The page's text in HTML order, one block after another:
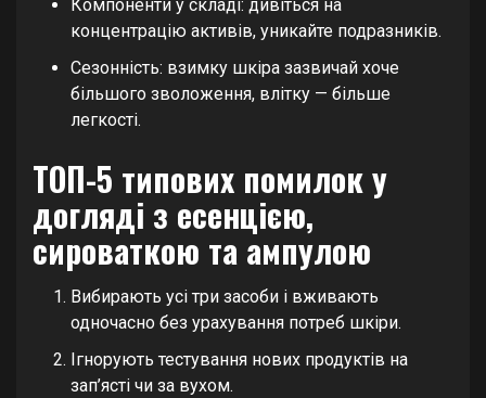
Компоненти у складі: дивіться на
концентрацію активів, уникайте подразників.
Сезонність: взимку шкіра зазвичай хоче
більшого зволоження, влітку — більше
легкості.
ТОП-5 типових помилок у
догляді з есенцією,
сироваткою та ампулою
Вибирають усі три засоби і вживають
одночасно без урахування потреб шкіри.
Ігнорують тестування нових продуктів на
зап’ясті чи за вухом.